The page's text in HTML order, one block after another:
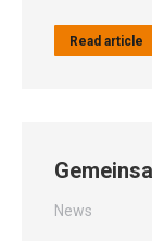
Read article
News